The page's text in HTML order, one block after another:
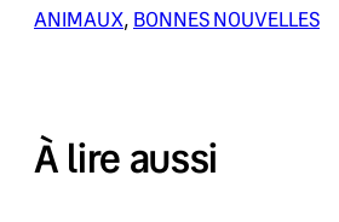
ANIMAUX, BONNES NOUVELLES
À lire aussi